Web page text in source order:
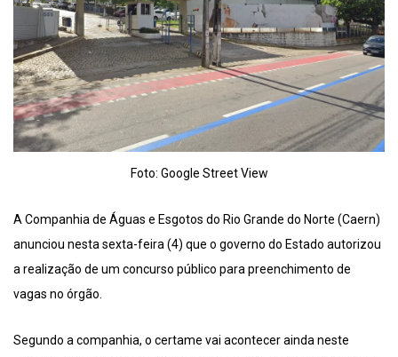
Foto: Google Street View
A Companhia de Águas e Esgotos do Rio Grande do Norte (Caern)
anunciou nesta sexta-feira (4) que o governo do Estado autorizou
a realização de um concurso público para preenchimento de
vagas no órgão.
Segundo a companhia, o certame vai acontecer ainda neste